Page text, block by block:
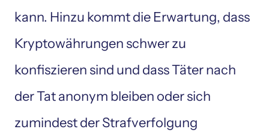
kann. Hinzu kommt die Erwartung, dass
Kryptowährungen schwer zu
konfiszieren sind und dass Täter nach
der Tat anonym bleiben oder sich
zumindest der Strafverfolgung